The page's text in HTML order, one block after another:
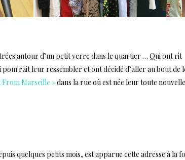
autour d’un petit verre dans le quartier … Qui ont rit
leur ressembler et ont décidé d’aller au bout de
From Marseille »dans la rue où est née leur toute
quelques petits mois, est apparue cette adresse à la